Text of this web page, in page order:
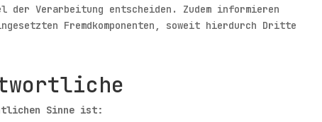
der Verarbeitung entscheiden. Zudem informieren
Fremdkomponenten, soweit hierdurch Dritte
Sinne ist: